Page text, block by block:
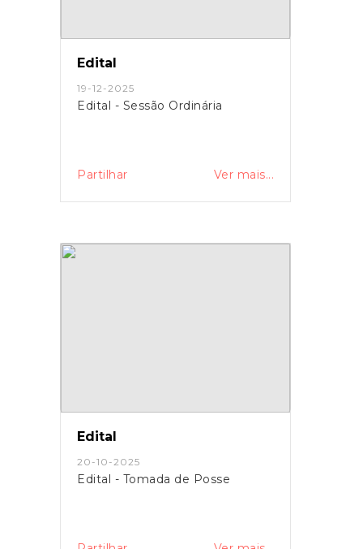
Edital
19-12-2025
Edital - Sessão Ordinária
Partilhar Ver mais...
Edital
20-10-2025
Edital - Tomada de Posse